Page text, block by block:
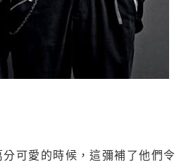
分可愛的時候，這彌補了他們令